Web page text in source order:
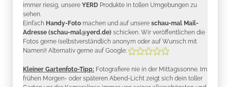
immer riesig, unsere YERD Produkte in tollen Umgebungen zu
sehen.
Einfach Handy-Foto machen und auf unsere schau-mal Mail-
Adresse (schau-mal@yerd.de) schicken. Wir veröffentlichen die
Fotos gerne (selbstverständlich anonym oder auf Wunsch mit
Namen)! Alternativ gerne auf Google:
Kleiner Gartenfoto-Tipp: Fotografiere nie in der Mittagssonne. Im
frühen Morgen- oder späteren Abend-Licht zeigt sich dein toller